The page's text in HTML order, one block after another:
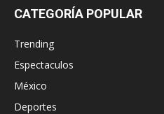
CATEGORÍA POPULAR
Trending
Espectaculos
México
Deportes